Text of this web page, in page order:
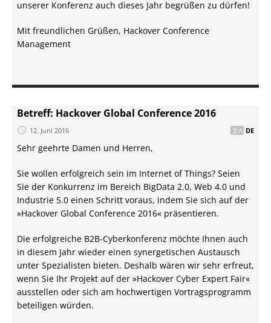
unserer Konferenz auch dieses Jahr begrüßen zu dürfen!
Mit freundlichen Grüßen, Hackover Conference
Management
Betreff: Hackover Global Conference 2016
12. Juni 2016 DE
Sehr geehrte Damen und Herren,
Sie wollen erfolgreich sein im Internet of Things? Seien
Sie der Konkurrenz im Bereich BigData 2.0, Web 4.0 und
Industrie 5.0 einen Schritt voraus, indem Sie sich auf der
»Hackover Global Conference 2016« präsentieren.
Die erfolgreiche B2B-Cyberkonferenz möchte Ihnen auch
in diesem Jahr wieder einen synergetischen Austausch
unter Spezialisten bieten. Deshalb wären wir sehr erfreut,
wenn Sie Ihr Projekt auf der »Hackover Cyber Expert Fair«
ausstellen oder sich am hochwertigen Vortragsprogramm
beteiligen würden.